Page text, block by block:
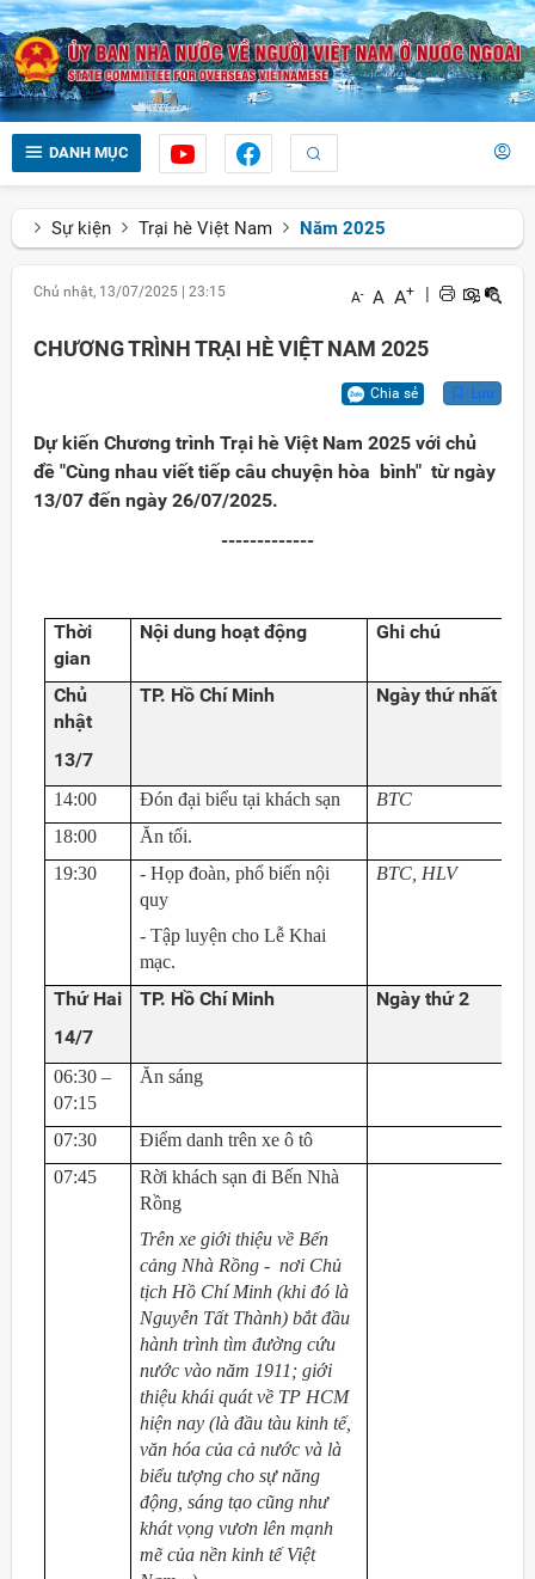
DANH MỤC
Việt Nam ở nước ngoài
Sự kiện Trại hè Việt Nam Năm 2025
Chủ nhật, 13/07/2025 23:15 A- A A+ |
CHƯƠNG TRÌNH TRẠI HÈ VIỆT NAM 2025
Chia sẻ Lưu
Dự kiến Chương trình Trại hè Việt Nam 2025 với chủ
đề "Cùng nhau viết tiếp câu chuyện hòa bình" từ ngày
13/07 đến ngày 26/07/2025.
-------------
Thời
gian
Nội dung hoạt động Ghi chú
Chủ
nhật
13/7
TP. Hồ Chí Minh Ngày thứ nhất
14:00 Đón đại biểu tại khách sạn
BTC
18:00
Ăn tối.
19:30
- Họp đoàn, phổ biến nội
quy
- Tập luyện cho Lễ Khai
mạc.
BTC, HLV
Thứ Hai
14/7
TP. Hồ Chí Minh Ngày thứ 2
06:30 –
07:15
Ăn sáng
07:30
Điểm danh trên xe ô tô
07:45
Rời khách sạn đi Bến Nhà
Rồng
Trên xe giới thiệu về Bến
cảng Nhà Rồng - nơi Chủ
tịch Hồ Chí Minh (khi đó là
Nguyễn Tất Thành) bắt đầu
hành trình tìm đường cứu
nước vào năm 1911; giới
thiệu khái quát về TP HCM
hiện nay (là đầu tàu kinh tế,
văn hóa của cả nước và là
biểu tượng cho sự năng
động, sáng tạo cũng như
khát vọng vươn lên mạnh
mẽ của nền kinh tế Việt